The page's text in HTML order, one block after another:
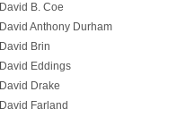
David B. Coe
David Anthony Durham
David Brin
David Eddings
David Drake
David Farland